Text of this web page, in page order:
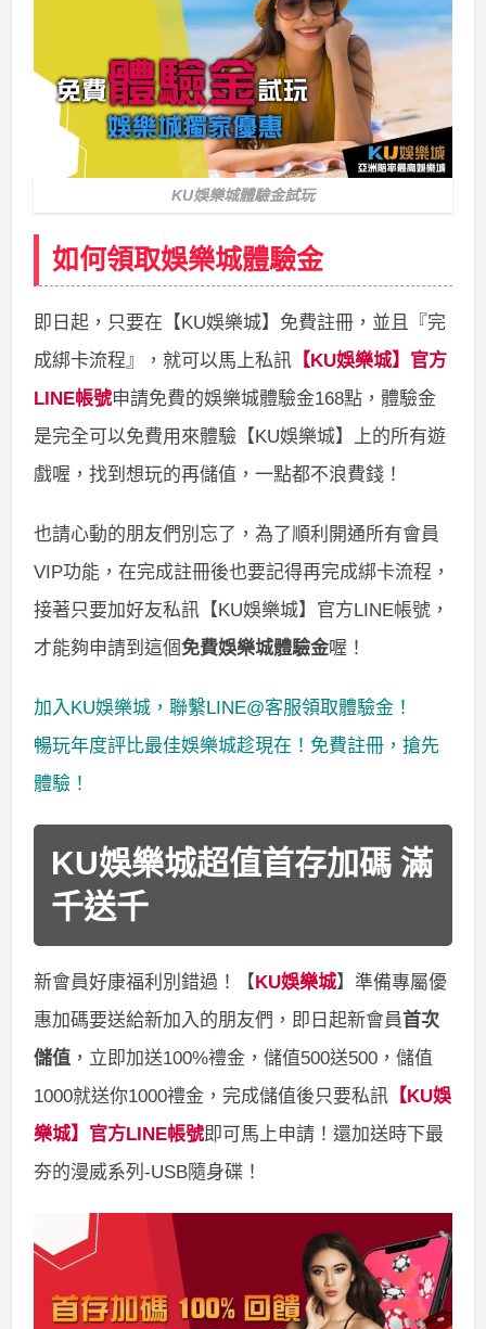
KU娛樂城體驗金試玩
如何領取娛樂城體驗金
即日起，只要在【KU娛樂城】免費註冊，並且『完
成綁卡流程』，就可以馬上私訊 【KU娛樂城】官方
LINE帳號申請免費的娛樂城體驗金168點，體驗金
是完全可以免費用來體驗【KU娛樂城】上的所有遊
戲喔，找到想玩的再儲值，一點都不浪費錢！
也請心動的朋友們別忘了，為了順利開通所有會員
VIP功能，在完成註冊後也要記得再完成綁卡流程，
接著只要加好友私訊【KU娛樂城】官方LINE帳號，
才能夠申請到這個免費娛樂城體驗金喔！
加入KU娛樂城，聯繫LINE@客服領取體驗金！
暢玩年度評比最佳娛樂城趁現在！ 免費註冊 ，搶先
體驗！
KU娛樂城超值首存加碼 滿
千送千
新會員好康福利別錯過！【 KU娛樂城】準備專屬優
惠加碼要送給新加入的朋友們，即日起新會員首次
儲值 ，立即加送100%禮金，儲值500送500，儲值
1000就送你1000禮金，完成儲值後只要私訊 【KU娛
樂城】官方LINE帳號即可馬上申請！還加送時下最
夯的漫威系列-USB隨身碟！